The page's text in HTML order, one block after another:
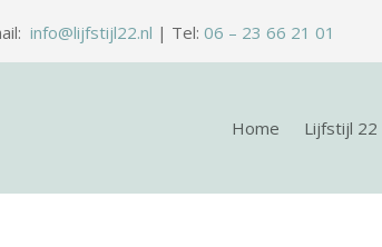
info@lijfstijl22.nl | Tel:06 – 23 66 21 01
Home Lijfstijl 22